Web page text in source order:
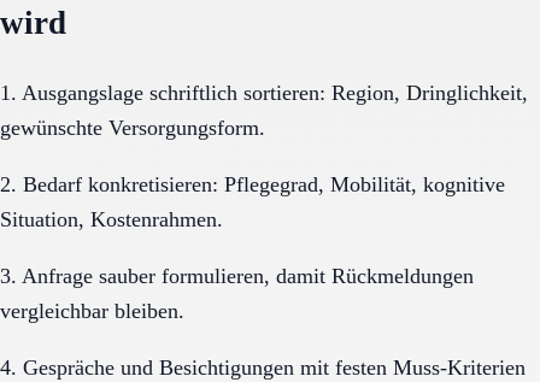
wird
1. Ausgangslage schriftlich sortieren: Region, Dringlichkeit,
gewünschte Versorgungsform.
2. Bedarf konkretisieren: Pflegegrad, Mobilität, kognitive
Situation, Kostenrahmen.
3. Anfrage sauber formulieren, damit Rückmeldungen
vergleichbar bleiben.
4. Gespräche und Besichtigungen mit festen Muss-Kriterien